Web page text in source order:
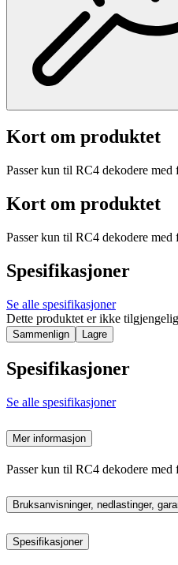
Kort om produktet
Passer kun til RC4 dekodere
Kort om produktet
Passer kun til RC4 dekodere
Spesifikasjoner
Se alle spesifikasjoner
Dette produktet er ikke tilgjengelig
Sammenlign Lagre
Spesifikasjoner
Se alle spesifikasjoner
Mer informasjon
Passer kun til RC4 dekodere
Bruksanvisninger, nedlastinger,
Spesifikasjoner